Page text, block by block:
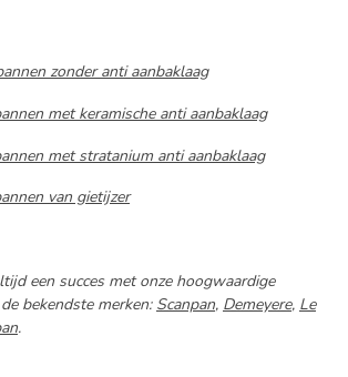
zonder anti aanbaklaag
met keramische anti aanbaklaag
met stratanium anti aanbaklaag
van gietijzer
een succes met onze hoogwaardige
bekendste merken: Scanpan, Demeyere, Le
.